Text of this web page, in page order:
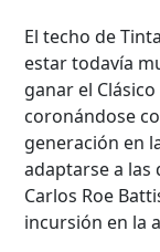
El techo de
estar todavía
ganar el
coronándose
generación en
adaptarse a las
Carlos Roe
incursión en la